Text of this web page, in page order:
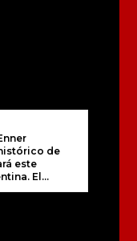
de
este
El...